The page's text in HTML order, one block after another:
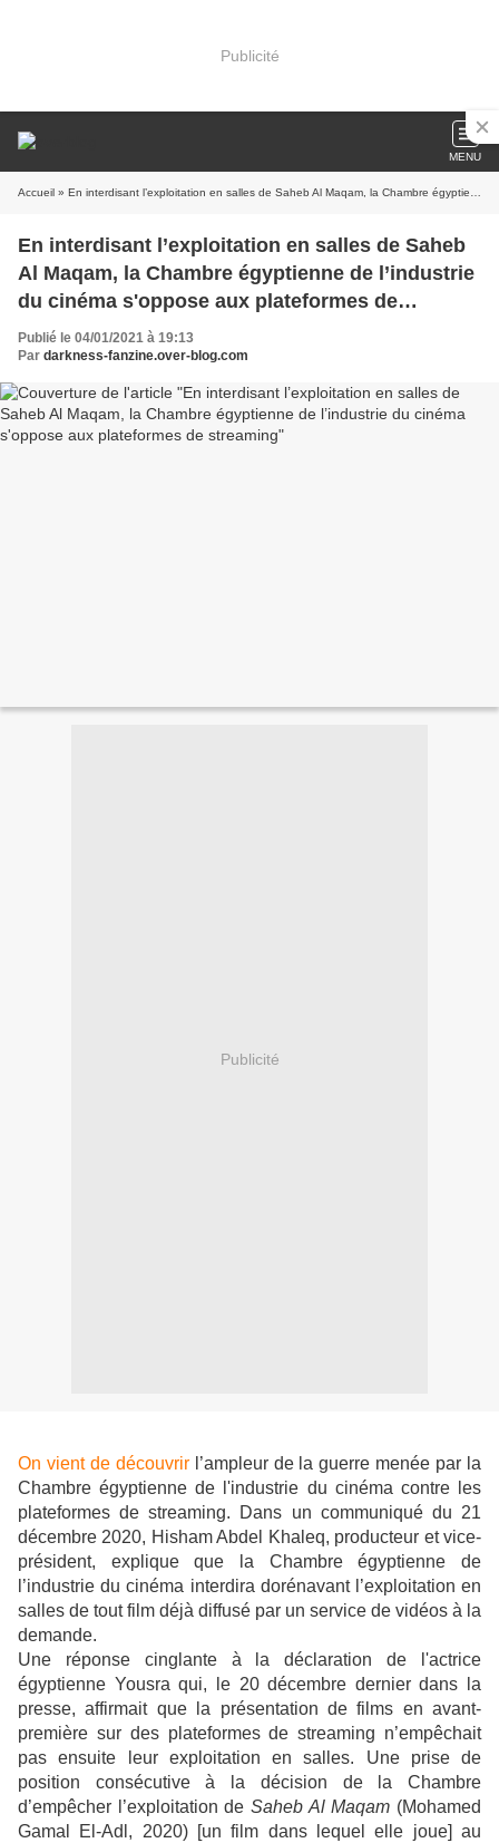
Publicité
MENU
Accueil » En interdisant l’exploitation en salles de Saheb Al Maqam, la Chambre égyptienne de l’industrie du cinéma s'oppose aux plateformes de streaming
En interdisant l’exploitation en salles de Saheb
Al Maqam, la Chambre égyptienne de l’industrie
du cinéma s'oppose aux plateformes de
streaming
Publié le 04/01/2021 à 19:13
Par darkness-fanzine.over-blog.com
Publicité
On vient de découvrirl’ampleur de la guerre menée par la
Chambre égyptienne de l'industrie du cinéma contre les
plateformes de streaming. Dans un communiqué du 21
décembre 2020, Hisham Abdel Khaleq, producteur et vice-
président, explique que la Chambre égyptienne de
l’industrie du cinéma interdira dorénavant l’exploitation en
salles de tout film déjà diffusé par un service de vidéos à la
demande.
Une réponse cinglante à la déclaration de l'actrice
égyptienne Yousra qui, le 20 décembre dernier dans la
presse, affirmait que la présentation de films en avant-
première sur des plateformes de streaming n’empêchait
pas ensuite leur exploitation en salles. Une prise de
position consécutive à la décision de la Chambre
d’empêcher l’exploitation de Saheb Al Maqam (Mohamed
Gamal El-Adl , 2020) [un film dans lequel elle joue] au